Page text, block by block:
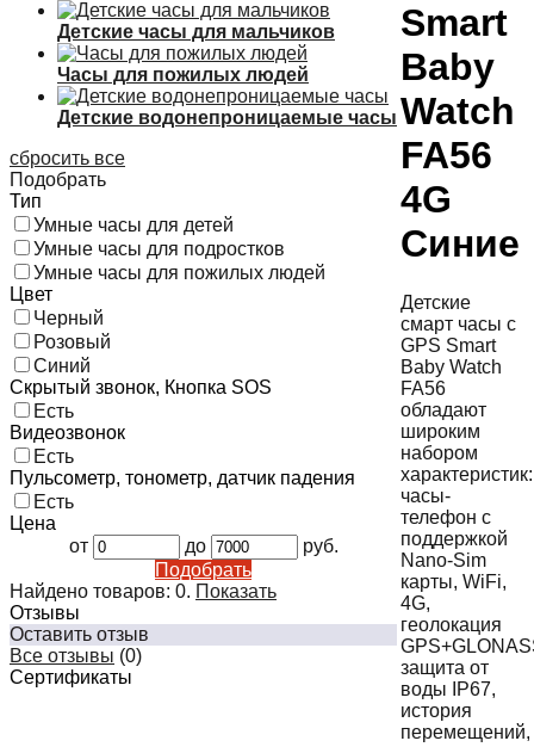
Детские часы для мальчиков
Часы для пожилых людей
Детские водонепроницаемые часы
сбросить все
Подобрать
Тип
Умные часы для детей
Умные часы для подростков
Умные часы для пожилых людей
Цвет
Черный
Розовый
Синий
Скрытый звонок, Кнопка SOS
Есть
Видеозвонок
Есть
Пульсометр, тонометр, датчик падения
Есть
Цена
от
до
руб.
Подобрать
Найдено товаров: 0. Показать
Отзывы
Оставить отзыв
Все отзывы (0)
Сертификаты
Smart
Baby
Watch
FA56
4G
Синие
Детские
смарт часы с
GPS Smart
Baby Watch
FA56
обладают
широким
набором
характеристик:
часы-
телефон с
поддержкой
Nano-Sim
карты, WiFi,
4G,
геолокация
защита от
воды IP67,
история
перемещений,